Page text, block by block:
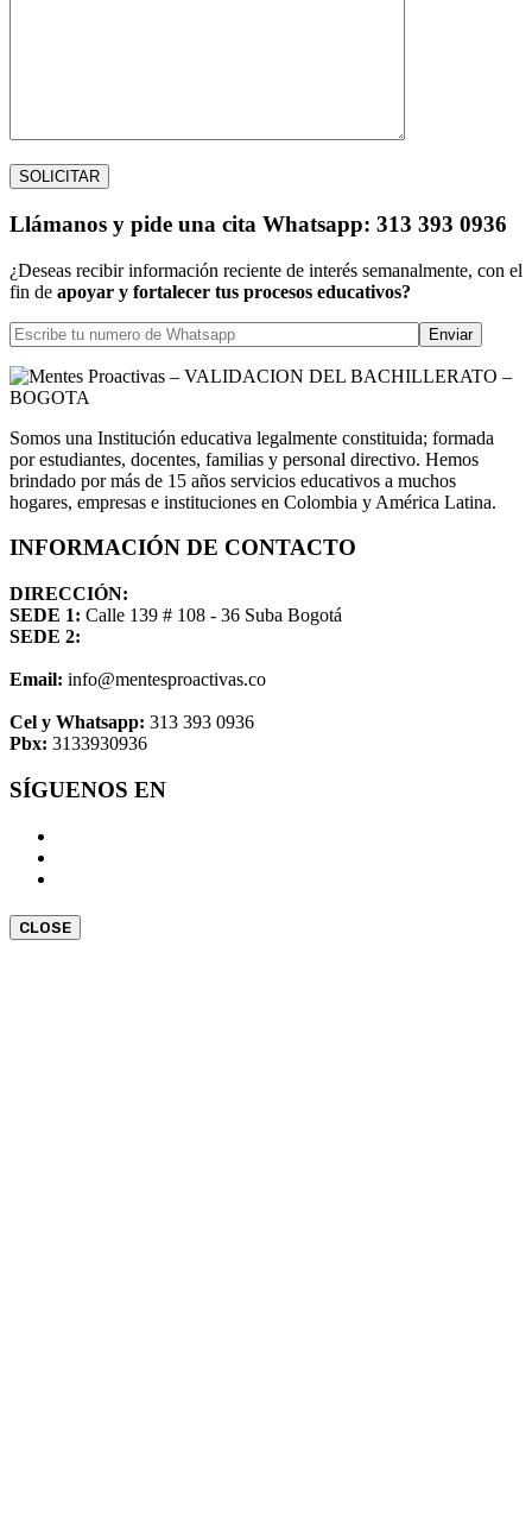
Llámanos y pide una cita Whatsapp: 313 393 0936
¿Deseas recibir información reciente de interés semanalmente, con el
fin de apoyar y fortalecer tus procesos educativos?
Somos una Institución educativa legalmente constituida; formada
por estudiantes, docentes, familias y personal directivo. Hemos
brindado por más de 15 años servicios educativos a muchos
hogares, empresas e instituciones en Colombia y América Latina.
INFORMACIÓN DE CONTACTO
DIRECCIÓN:
SEDE 1: Calle 139 # 108 - 36 Suba Bogotá
SEDE 2:
Email: info@mentesproactivas.co
Cel y Whatsapp: 313 393 0936
Pbx: 3133930936
SÍGUENOS EN
CLOSE